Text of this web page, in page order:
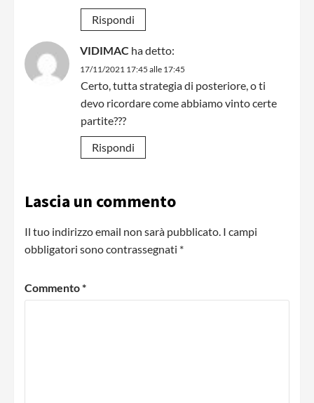
Rispondi
VIDIMAC ha detto:
17/11/2021 17:45 alle 17:45
Certo, tutta strategia di posteriore, o ti
devo ricordare come abbiamo vinto certe
partite???
Rispondi
Lascia un commento
Il tuo indirizzo email non sarà pubblicato. I campi
obbligatori sono contrassegnati *
Commento*